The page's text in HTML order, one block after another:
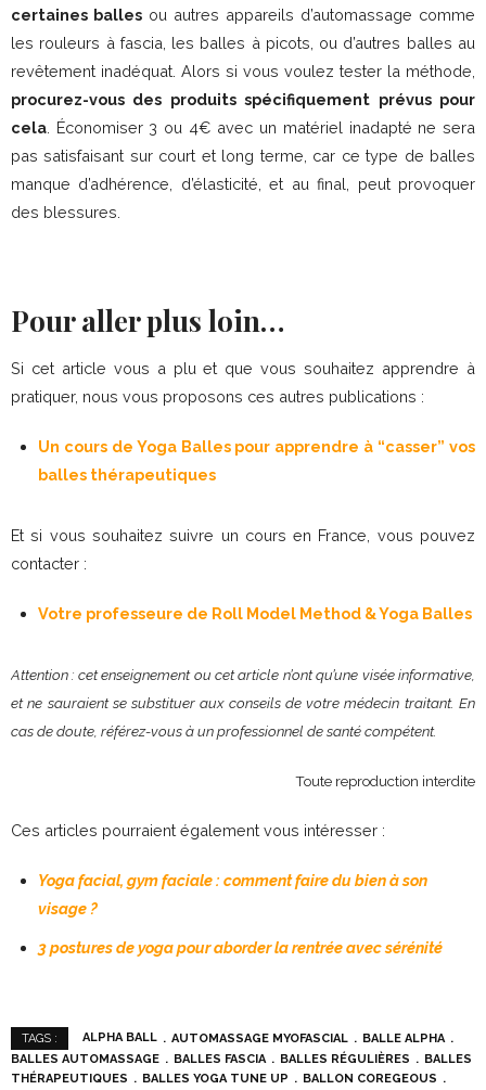
certaines balles ou autres appareils d’automassage comme
les rouleurs à fascia, les balles à picots, ou d’autres balles au
revêtement inadéquat. Alors si vous voulez tester la méthode,
procurez-vous des produits spécifiquement prévus pour
cela. Économiser 3 ou 4€ avec un matériel inadapté ne sera
pas satisfaisant sur court et long terme, car ce type de balles
manque d’adhérence, d’élasticité, et au final, peut provoquer
des blessures.
Pour aller plus loin…
Si cet article vous a plu et que vous souhaitez apprendre à
pratiquer, nous vous proposons ces autres publications :
Un cours de Yoga Balles pour apprendre à “casser” vos
balles thérapeutiques
Et si vous souhaitez suivre un cours en France, vous pouvez
contacter :
Votre professeure de Roll Model Method & Yoga Balles
Attention : cet enseignement ou cet article n’ont qu’une visée informative,
et ne sauraient se substituer aux conseils de votre médecin traitant. En
cas de doute, référez-vous à un professionnel de santé compétent.
Toute reproduction interdite
Ces articles pourraient également vous intéresser :
Yoga facial, gym faciale : comment faire du bien à son
visage ?
3 postures de yoga pour aborder la rentrée avec sérénité
TAGS : ALPHA BALL AUTOMASSAGE MYOFASCIAL
BALLE ALPHA
BALLES AUTOMASSAGE
BALLES FASCIA BALLES RÉGULIÈRES
BALLES
THÉRAPEUTIQUES
BALLES YOGA TUNE UP
BALLON COREGEOUS